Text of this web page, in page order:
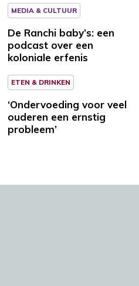
MEDIA & CULTUUR
De Ranchi baby’s: een
podcast over een
koloniale erfenis
ETEN & DRINKEN
‘Ondervoeding voor veel
ouderen een ernstig
probleem’